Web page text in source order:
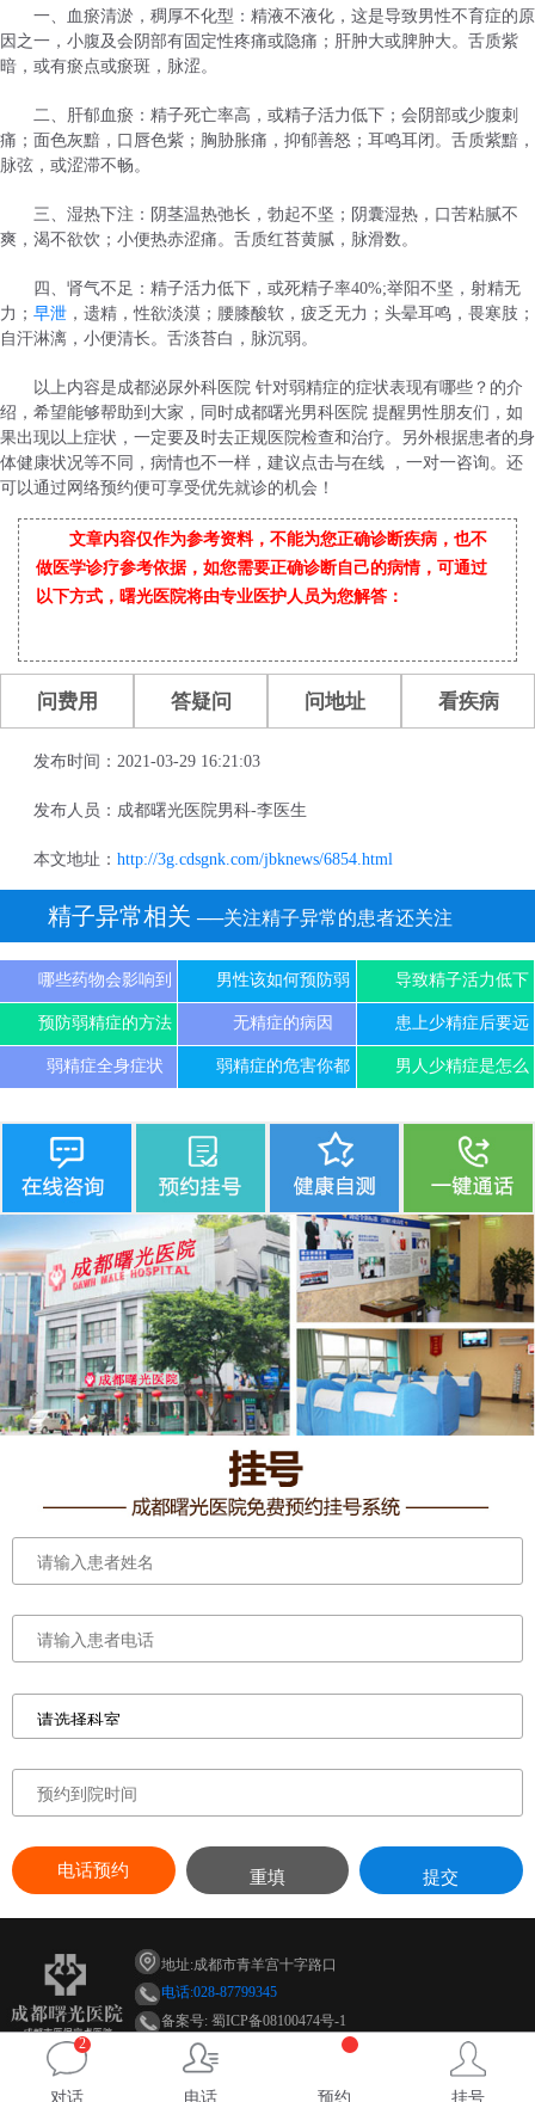
一、血瘀清淤，稠厚不化型：精液不液化，这是导致男性不育症的原
因之一，小腹及会阴部有固定性疼痛或隐痛；肝肿大或脾肿大。舌质紫
暗，或有瘀点或瘀斑，脉涩。
二、肝郁血瘀：精子死亡率高，或精子活力低下；会阴部或少腹刺
痛；面色灰黯，口唇色紫；胸胁胀痛，抑郁善怒；耳鸣耳闭。舌质紫黯，
脉弦，或涩滞不畅。
三、湿热下注：阴茎温热弛长，勃起不坚；阴囊湿热，口苦粘腻不
爽，渴不欲饮；小便热赤涩痛。舌质红苔黄腻，脉滑数。
四、肾气不足：精子活力低下，或死精子率40%;举阳不坚，射精无
力； 早泄 ，遗精，性欲淡漠；腰膝酸软，疲乏无力；头晕耳鸣，畏寒肢；
自汗淋漓，小便清长。舌淡苔白，脉沉弱。
以上内容是成都泌尿外科医院 针对弱精症的症状表现有哪些？的介
绍，希望能够帮助到大家，同时成都曙光男科医院 提醒男性朋友们，如
果出现以上症状，一定要及时去正规医院检查和治疗。另外根据患者的身
体健康状况等不同，病情也不一样，建议点击与在线 ，一对一咨询。还
可以通过网络预约便可享受优先就诊的机会！
文章内容仅作为参考资料，不能为您正确诊断疾病，也不
做医学诊疗参考依据，如您需要正确诊断自己的病情，可通过
以下方式，曙光医院将由专业医护人员为您解答：
问费用 答疑问 问地址 看疾病
发布时间：2021-03-29 16:21:03
发布人员：成都曙光医院男科-李医生
本文地址： http://3g.cdsgnk.com/jbknews/6854.html
精子异常相关 ──关注精子异常的患者还关注
哪些药物会影响到 男性该如何预防弱 导致精子活力低下
预防弱精症的方法 无精症的病因 患上少精症后要远
弱精症全身症状 弱精症的危害你都 男人少精症是怎么
电话预约 重填 提交
地址:成都市青羊宫十字路口
电话:028-87799345
备案号: 蜀ICP备08100474号-1
微信:cdsgnk028-87799345
QQ:2168402821
2
对话 电话 预约 挂号